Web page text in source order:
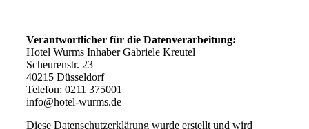
Verantwortlicher für die Datenverarbeitung:
Hotel Wurms Inhaber Gabriele Kreutel
Scheurenstr. 23
40215 Düsseldorf
Telefon: 0211 375001
info@hotel-wurms.de
Diese Datenschutzerklärung wurde erstellt und wird